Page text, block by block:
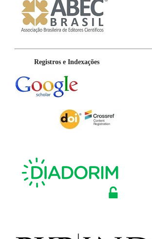
Registros e Indexações